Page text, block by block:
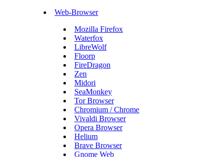
Web-Browser
Mozilla Firefox
Waterfox
LibreWolf
Floorp
FireDragon
Zen
Midori
SeaMonkey
Tor Browser
Chromium / Chrome
Vivaldi Browser
Opera Browser
Helium
Brave Browser
Gnome Web